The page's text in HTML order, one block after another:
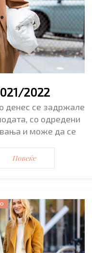
2022
денес се задржале
со одредени
и може да се
Повеќе